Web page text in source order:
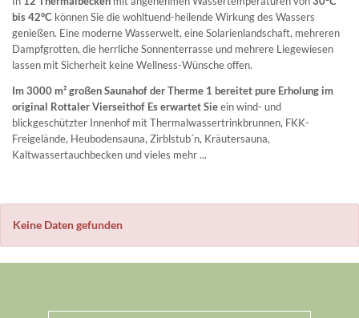
bis 42°C können Sie die wohltuend-heilende Wirkung des Wassers
genießen. Eine moderne Wasserwelt, eine Solarienlandschaft, mehreren
Dampfgrotten, die herrliche Sonnenterrasse und mehrere Liegewiesen
lassen mit Sicherheit keine Wellness-Wünsche offen.
Im 3000 m² großen Saunahof der Therme 1 bereitet pure Erholung im
original Rottaler Vierseithof Es erwartet Sie ein wind- und
blickgeschützter Innenhof mit Thermalwassertrinkbrunnen, FKK-
Freigelände, Heubodensauna, Zirblstub´n, Kräutersauna,
Kaltwassertauchbecken und vieles mehr ...
Keine Daten gefunden